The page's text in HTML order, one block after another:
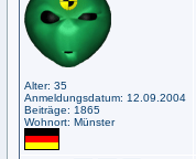
Alter: 35
Anmeldungsdatum: 12.09.2004
Beiträge: 1865
Wohnort: Münster